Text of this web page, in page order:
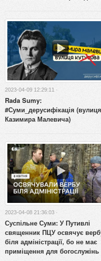
2023-04-09 12:29:11 ·
Rada Sumy:
#Суми_дерусифікація (вулиця
Казимира Малевича)
2023-04-08 21:36:03 ·
Суспільне Суми: У Путивлі
священник ПЦУ освячує
біля адміністрації, бо не має
приміщення для богослужінь